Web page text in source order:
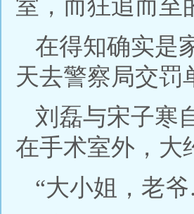
室，而狂追而至
在得知确实是
天去警察局交罚
刘磊与宋子寒
在手术室外，大
“大小姐，老